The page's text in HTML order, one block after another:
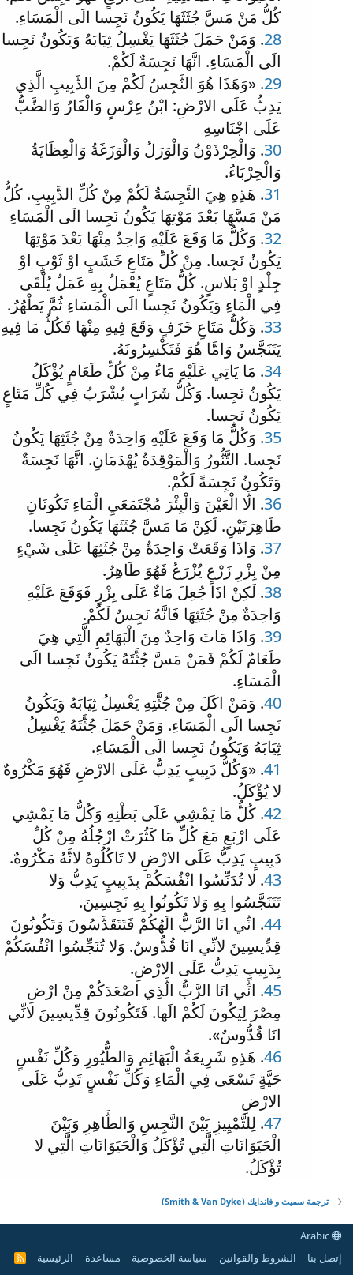
كُلُّ مَنْ مَسَّ جُثَثَهَا يَكُونُ نَجِسا الَى الْمَسَاءِ.
28. وَمَنْ حَمَلَ جُثَثَهَا يَغْسِلُ ثِيَابَهُ وَيَكُونُ نَجِسا
الَى الْمَسَاءِ. انَّهَا نَجِسَةٌ لَكُمْ.
29. «وَهَذَا هُوَ النَّجِسُ لَكُمْ مِنَ الدَّبِيبِ الَّذِي
يَدِبُّ عَلَى الارْضِ: ابْنُ عِرْسٍ وَالْفَارُ وَالضَّبُّ
عَلَى اجْنَاسِهِ
30. وَالْحِرْذَوْنُ وَالْوَرَلُ وَالْوَزَغَةُ وَالْعِظَايَةُ
وَالْحِرْبَاءُ.
31. هَذِهِ هِيَ النَّجِسَةُ لَكُمْ مِنْ كُلِّ الدَّبِيبِ. كُلُّ
مَنْ مَسَّهَا بَعْدَ مَوْتِهَا يَكُونُ نَجِسا الَى الْمَسَاءِ
32. وَكُلُّ مَا وَقَعَ عَلَيْهِ وَاحِدٌ مِنْهَا بَعْدَ مَوْتِهَا
يَكُونُ نَجِسا. مِنْ كُلِّ مَتَاعِ خَشَبٍ اوْ ثَوْبٍ اوْ
جِلْدٍ اوْ بَلاسٍ. كُلُّ مَتَاعٍ يُعْمَلُ بِهِ عَمَلٌ يُلْقَى
فِي الْمَاءِ وَيَكُونُ نَجِسا الَى الْمَسَاءِ ثُمَّ يَطْهُرُ.
33. وَكُلُّ مَتَاعِ خَزَفٍ وَقَعَ فِيهِ مِنْهَا فَكُلُّ مَا فِيهِ
يَتَنَجَّسُ وَامَّا هُوَ فَتَكْسِرُونَهُ.
34. مَا يَاتِي عَلَيْهِ مَاءٌ مِنْ كُلِّ طَعَامٍ يُؤْكَلُ
يَكُونُ نَجِسا. وَكُلُّ شَرَابٍ يُشْرَبُ فِي كُلِّ مَتَاعٍ
يَكُونُ نَجِسا.
35. وَكُلُّ مَا وَقَعَ عَلَيْهِ وَاحِدَةٌ مِنْ جُثَثِهَا يَكُونُ
نَجِسا. التَّنُّورُ وَالْمَوْقِدَةُ يُهْدَمَانِ. انَّهَا نَجِسَةٌ
وَتَكُونُ نَجِسَةً لَكُمْ.
36. الَّا الْعَيْنَ وَالْبِئْرَ مُجْتَمَعَيِ الْمَاءِ تَكُونَانِ
طَاهِرَتَيْنِ. لَكِنْ مَا مَسَّ جُثَثَهَا يَكُونُ نَجِسا.
37. وَاذَا وَقَعَتْ وَاحِدَةٌ مِنْ جُثَثِهَا عَلَى شَيْءٍ
مِنْ بِزْرِ زَرْعٍ يُزْرَعُ فَهُوَ طَاهِرٌ.
38. لَكِنْ اذَا جُعِلَ مَاءٌ عَلَى بِزْرٍ فَوَقَعَ عَلَيْهِ
وَاحِدَةٌ مِنْ جُثَثِهَا فَانَّهُ نَجِسٌ لَكُمْ.
39. وَاذَا مَاتَ وَاحِدٌ مِنَ الْبَهَائِمِ الَّتِي هِيَ
طَعَامٌ لَكُمْ فَمَنْ مَسَّ جُثَّتَهُ يَكُونُ نَجِسا الَى
الْمَسَاءِ.
40. وَمَنْ اكَلَ مِنْ جُثَّتِهِ يَغْسِلُ ثِيَابَهُ وَيَكُونُ
نَجِسا الَى الْمَسَاءِ. وَمَنْ حَمَلَ جُثَّتَهُ يَغْسِلُ
ثِيَابَهُ وَيَكُونُ نَجِسا الَى الْمَسَاءِ.
41. «وَكُلُّ دَبِيبٍ يَدِبُّ عَلَى الارْضِ فَهُوَ مَكْرُوهٌ
لا يُؤْكَلُ.
42. كُلُّ مَا يَمْشِي عَلَى بَطْنِهِ وَكُلُّ مَا يَمْشِي
عَلَى ارْبَعٍ مَعَ كُلِّ مَا كَثُرَتْ ارْجُلُهُ مِنْ كُلِّ
دَبِيبٍ يَدِبُّ عَلَى الارْضِ لا تَاكُلُوهُ لانَّهُ مَكْرُوهٌ.
43. لا تُدَنِّسُوا انْفُسَكُمْ بِدَبِيبٍ يَدِبُّ وَلا
تَتَنَجَّسُوا بِهِ وَلا تَكُونُوا بِهِ نَجِسِينَ.
44. انِّي انَا الرَّبُّ الَهُكُمْ فَتَتَقَدَّسُونَ وَتَكُونُونَ
قِدِّيسِينَ لانِّي انَا قُدُّوسٌ. وَلا تُنَجِّسُوا انْفُسَكُمْ
بِدَبِيبٍ يَدِبُّ عَلَى الارْضِ.
45. انِّي انَا الرَّبُّ الَّذِي اصْعَدَكُمْ مِنْ ارْضِ
مِصْرَ لِيَكُونَ لَكُمْ الَها. فَتَكُونُونَ قِدِّيسِينَ لانِّي
انَا قُدُّوسٌ».
46. هَذِهِ شَرِيعَةُ الْبَهَائِمِ وَالطُّيُورِ وَكُلِّ نَفْسٍ
حَيَّةٍ تَسْعَى فِي الْمَاءِ وَكُلِّ نَفْسٍ تَدِبُّ عَلَى
الارْضِ
47. لِلتَّمْيِيزِ بَيْنَ النَّجِسِ وَالطَّاهِرِ وَبَيْنَ
الْحَيَوَانَاتِ الَّتِي تُؤْكَلُ وَالْحَيَوَانَاتِ الَّتِي لا
تُؤْكَلُ.
ترجمة سميث و فاندايك (Smith & Van Dyke)
إتصل بنا
الشروط والقوانين سياسة الخصوصية مساعدة الرئيسية
R